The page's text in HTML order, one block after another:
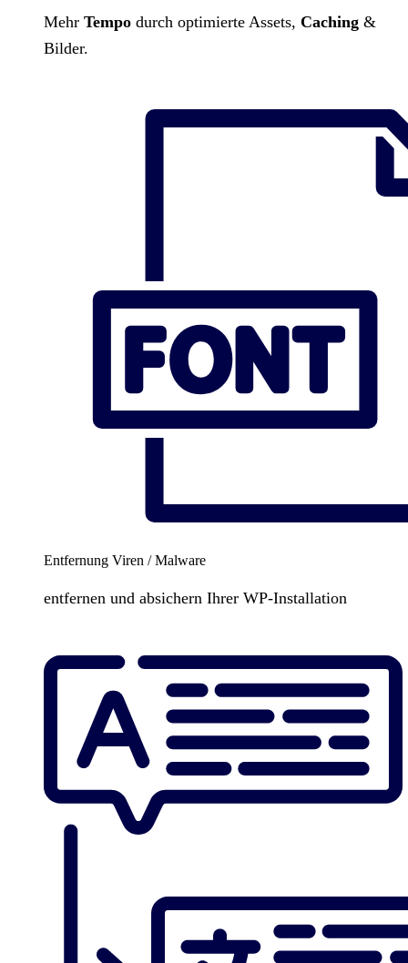
Mehr Tempo durch optimierte Assets, Caching &
Bilder.
Entfernung Viren / Malware
entfernen und absichern Ihrer WP-Installation